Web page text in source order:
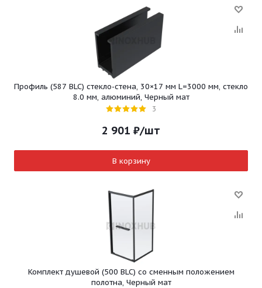
Профиль (587 BLC) стекло-стена, 30×17 мм L=3000 мм, стекло
8.0 мм, алюминий, Черный мат
3
2 901 ₽/шт
В корзину
Комплект душевой (500 BLC) со сменным положением
полотна, Черный мат